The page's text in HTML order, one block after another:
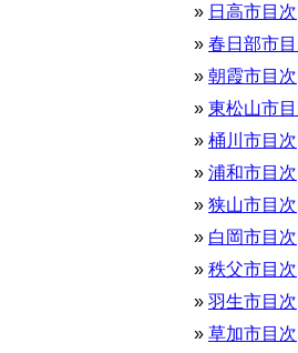
日高市目次
春日部市
朝霞市目次
東松山市
桶川市目次
浦和市目次
狭山市目次
白岡市目次
秩父市目次
羽生市目次
草加市目次